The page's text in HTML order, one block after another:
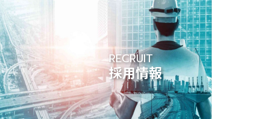
RECRUIT
採用情報